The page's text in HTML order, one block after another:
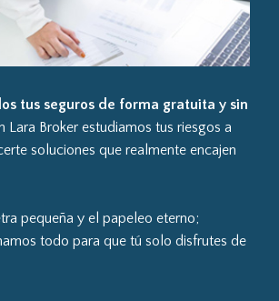
tus seguros de forma gratuita y sin
Lara Broker estudiamos tus riesgos a
soluciones que realmente encajen
pequeña y el papeleo eterno;
todo para que tú solo disfrutes de